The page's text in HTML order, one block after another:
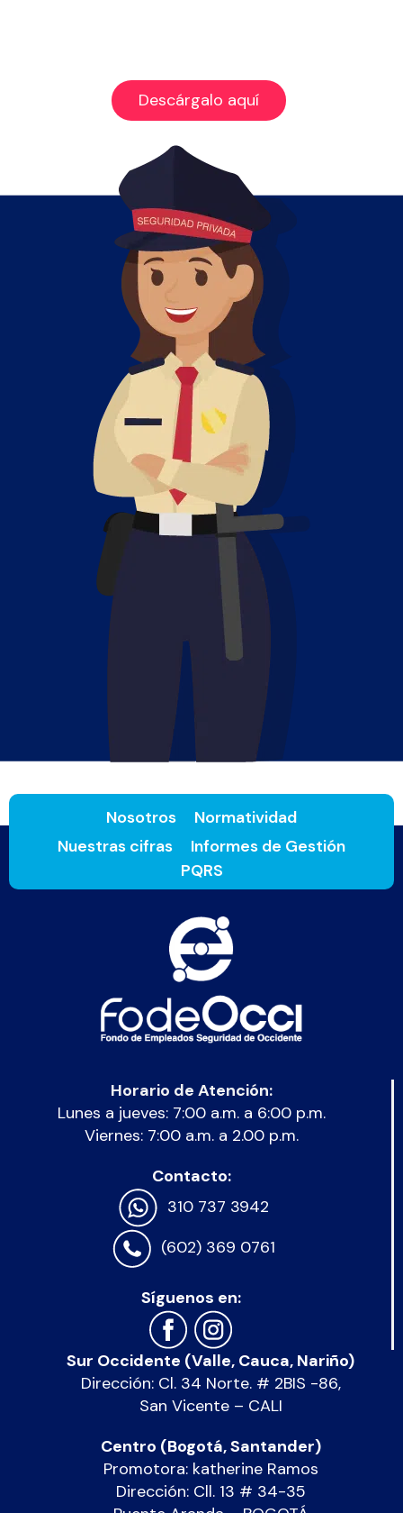
Descárgalo aquí
Nosotros
Normatividad
Nuestras cifras
Informes de Gestión
PQRS
Horario de Atención:
Lunes a jueves: 7:00 a.m. a 6:00 p.m.
Viernes: 7:00 a.m. a 2.00 p.m.
Contacto:
310 737 3942
(602) 369 0761
Síguenos en:
Sur Occidente (Valle, Cauca, Nariño)
Dirección: Cl. 34 Norte. # 2BIS -86,
San Vicente – CALI
Centro (Bogotá, Santander)
Promotora: katherine Ramos
Dirección: Cll. 13 # 34-35